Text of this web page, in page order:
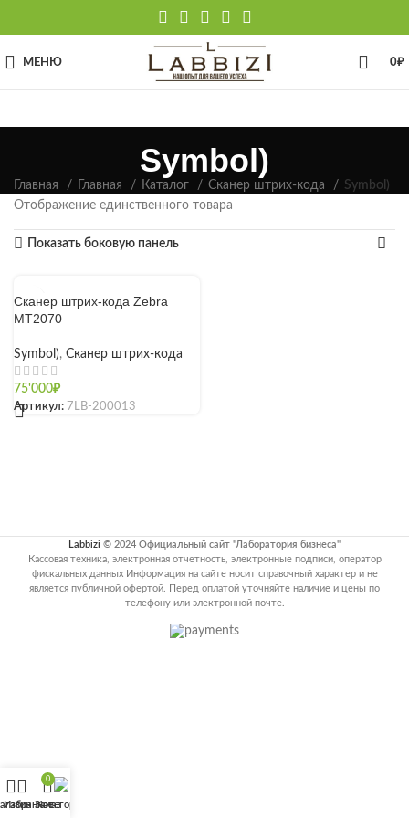
МЕНЮ 0₽
Symbol)
Главная Главная Каталог Сканер штрих-кода
Symbol)
Отображение единственного товара
Показать боковую панель
Сканер штрих-кода Zebra
MT2070
Symbol), Сканер штрих-кода
75'000₽
Артикул: 7LB-200013
Labbizi © 2024 Официальный сайт "Лаборатория бизнеса"
Кассовая техника, электронная отчетность, электронные подписи, оператор
фискальных данных Информация на сайте носит справочный характер и не
является публичной офертой. Перед оплатой уточняйте наличие и цены по
телефону или электронной почте.
Избранное
0
Заказ
Категории